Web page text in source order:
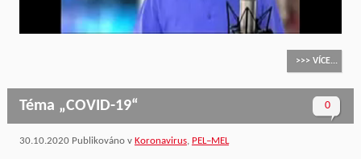
Video
>>> VÍCE...
0
Téma „COVID-19“
30.10.2020Publikováno v Koronavirus, PEL–MEL